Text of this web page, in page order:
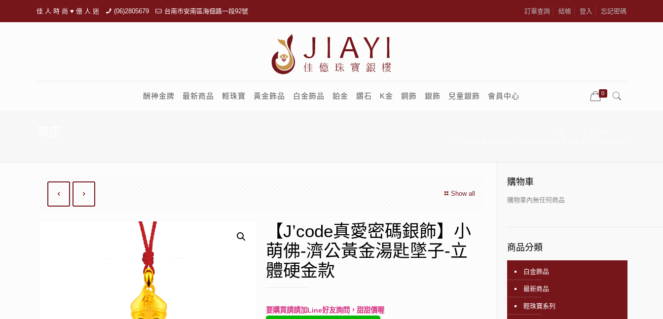
佳 人 時 尚 ♥ 億 人 迷 (06)2805679 台南市安南區海佃路一段92號 訂單查詢 結帳 登入 忘記密碼
酬神金牌 最新商品 輕珠寶 黃金飾品 白金飾品 鉑金 鑽石 K金 鋼飾 銀飾 兒童銀飾 會員中心 0
Show all
【J’code真愛密碼銀飾】小
萌佛-濟公黃金湯匙墜子-立
體硬金款
要購買請請加Line好友詢問，甜甜價喔
購物車
購物車內無任何商品
商品分類
白金飾品
最新商品
輕珠寶系列